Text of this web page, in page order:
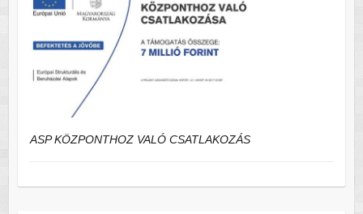
ASP KÖZPONTHOZ VALÓ CSATLAKOZÁS